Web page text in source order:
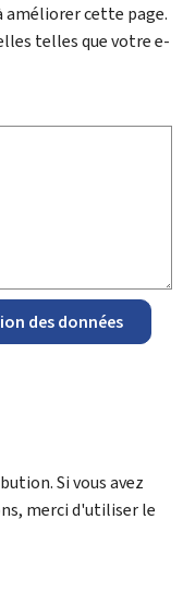
améliorer cette page.
telles que votre e-
des données
Si vous avez
merci d'utiliser le